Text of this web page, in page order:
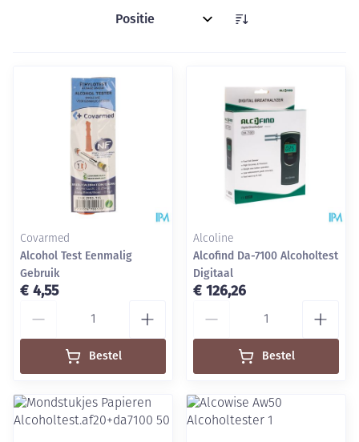
Sorteer op:
Covarmed
Alcohol Test Eenmalig
Gebruik
€ 4,55
Bestel
Alcoline
Alcofind Da-7100 Alcoholtest
Digitaal
€ 126,26
Bestel